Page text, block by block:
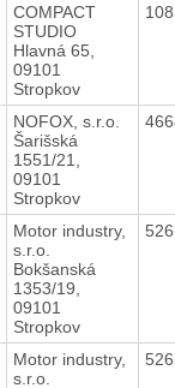
COMPACT
STUDIO
Hlavná 65,
09101
Stropkov
NOFOX, s.r.o.
Šarišská
1551/21,
09101
Stropkov
Motor industry,
s.r.o.
Bokšanská
1353/19,
09101
Stropkov
Motor industry,
s.r.o.